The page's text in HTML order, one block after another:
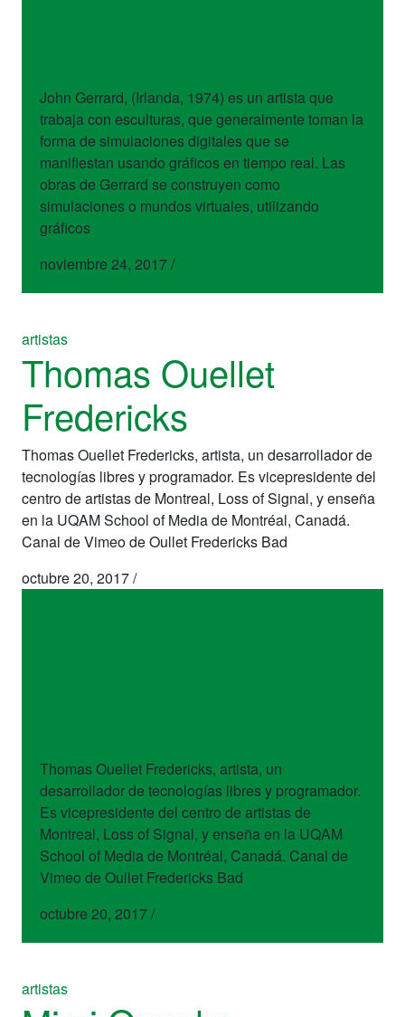
John Gerrard, (Irlanda, 1974) es un artista que
trabaja con esculturas, que generalmente toman la
forma de simulaciones digitales que se
manifiestan usando gráficos en tiempo real. Las
obras de Gerrard se construyen como
simulaciones o mundos virtuales, utilizando
gráficos
noviembre 24, 2017/
artistas
Thomas Ouellet
Fredericks
Thomas Ouellet Fredericks, artista, un desarrollador de
tecnologías libres y programador. Es vicepresidente del
centro de artistas de Montreal, Loss of Signal, y enseña
en la UQAM School of Media de Montréal, Canadá.
Canal de Vimeo de Oullet Fredericks Bad
octubre 20, 2017/
Thomas Ouellet Fredericks, artista, un
desarrollador de tecnologías libres y programador.
Es vicepresidente del centro de artistas de
Montreal, Loss of Signal, y enseña en la UQAM
School of Media de Montréal, Canadá. Canal de
Vimeo de Oullet Fredericks Bad
octubre 20, 2017/
artistas